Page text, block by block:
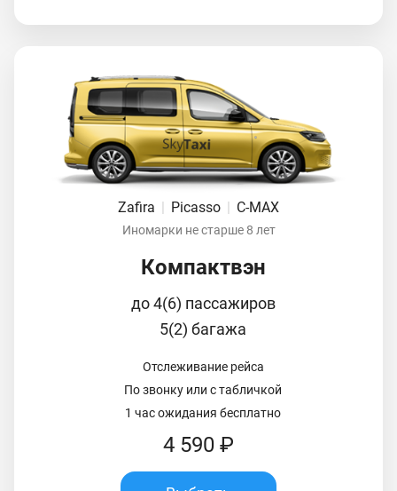
Zafira | Picasso | C-MAX
Иномарки не старше 8 лет
Компактвэн
до 4(6) пассажиров
5(2) багажа
Отслеживание рейса
По звонку или с табличкой
1 час ожидания бесплатно
4 590 ₽